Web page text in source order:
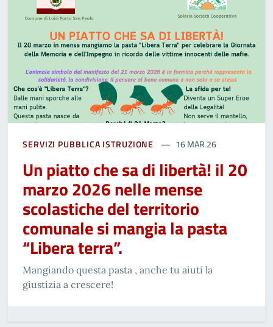
SERVIZI PUBBLICA ISTRUZIONE 16 MAR 26
Un piatto che sa di libertà! il 20
marzo 2026 nelle mense
scolastiche del territorio
comunale si mangia la pasta
“Libera terra”.
Mangiando questa pasta , anche tu aiuti la
giustizia a crescere!